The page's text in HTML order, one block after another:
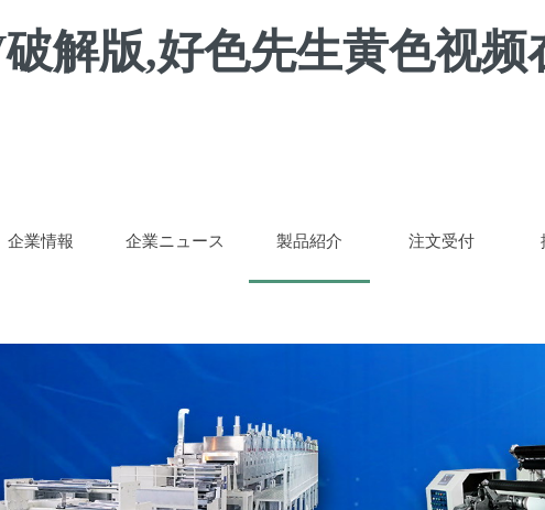
解版,好色先生黄色视频
企業情報 企業ニュース 製品紹介 注文受付